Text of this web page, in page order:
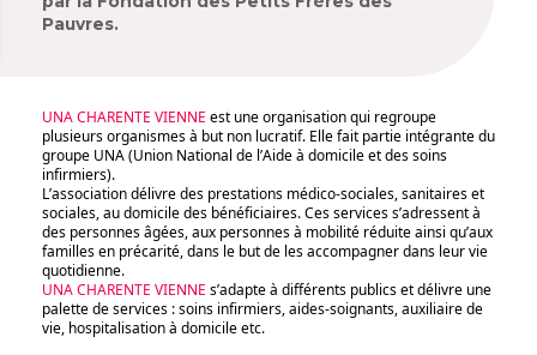
Pauvres.
UNA CHARENTE VIENNE est une organisation qui regroupe
plusieurs organismes à but non lucratif. Elle fait partie intégrante du
groupe UNA (Union National de l’Aide à domicile et des soins
infirmiers).
L’association délivre des prestations médico-sociales, sanitaires et
sociales, au domicile des bénéficiaires. Ces services s’adressent à
des personnes âgées, aux personnes à mobilité réduite ainsi qu’aux
familles en précarité, dans le but de les accompagner dans leur vie
quotidienne.
UNA CHARENTE VIENNE s’adapte à différents publics et délivre une
palette de services : soins infirmiers, aides-soignants, auxiliaire de
vie, hospitalisation à domicile etc.